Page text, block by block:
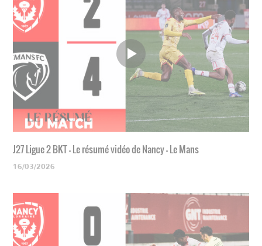
J27 Ligue 2 BKT - Le résumé vidéo de Nancy - Le Mans
16/03/2026